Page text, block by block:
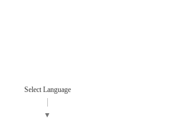
Select Language
▼